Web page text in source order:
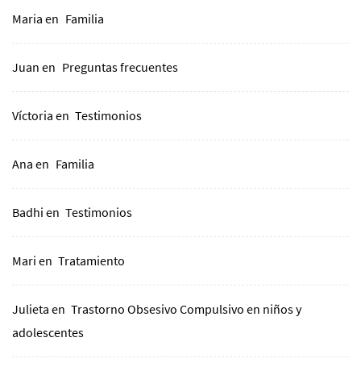
Maria en Familia
Juan en Preguntas frecuentes
Víctoria en Testimonios
Ana en Familia
Badhi en Testimonios
Mari en Tratamiento
Julieta en Trastorno Obsesivo Compulsivo en niños y
adolescentes